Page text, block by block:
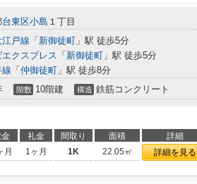
台東区小島 １丁目
戸線 「 新御徒町 」駅 徒歩5分
クスプレス 「 新御徒町 」駅 徒歩5分
線 「 仲御徒町 」駅 徒歩8分
階数 10階建 構造 鉄筋コンクリート
礼金 間取り 面積 詳細
月 1ヶ月 1K 22.05㎡ 詳細を見る